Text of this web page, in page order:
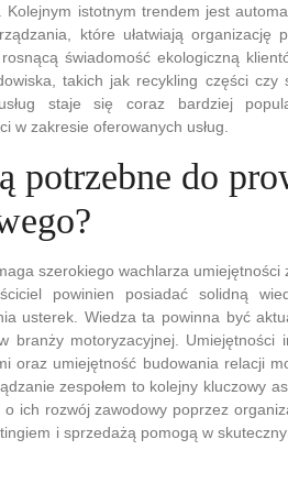
istotnym trendem jest
które ułatwiają organizację
świadomość ekologiczną
takich jak recykling części czy
staje się coraz bardziej
w zakresie oferowanych usług.
potrzebne do
szerokiego wachlarza umiejętności
powinien posiadać solidną
usterek. Wiedza ta powinna być
branży motoryzacyjnej. Umiejętności
oraz umiejętność budowania relacji
zespołem to kolejny kluczowy
ich rozwój zawodowy poprzez
i sprzedażą pomogą w